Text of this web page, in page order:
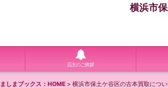
横浜市
店主のご挨拶
しまブックス：HOME > 横浜市保土ケ谷区の古本買取につ